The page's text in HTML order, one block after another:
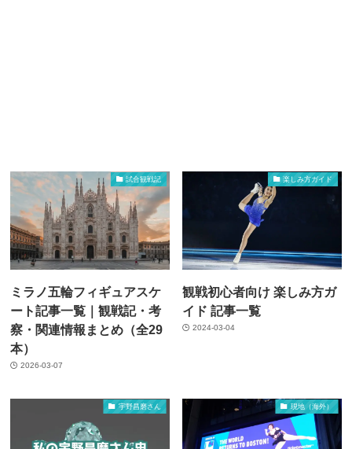
試合観戦記
ミラノ五輪フィギュアスケ
ート記事一覧｜観戦記・考
察・関連情報まとめ（全29
本）
2026-03-07
楽しみ方ガイド
観戦初心者向け 楽しみ方ガ
イド 記事一覧
2024-03-04
宇野昌磨さん 現地（海外）